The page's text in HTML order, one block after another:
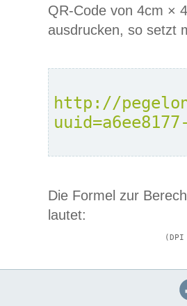
QR-Code von 4cm ×
ausdrucken, so setzt
http://
Die Formel zur
lautet: